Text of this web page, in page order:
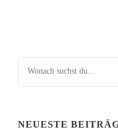
Suchst du nach etwas?
NEUESTE